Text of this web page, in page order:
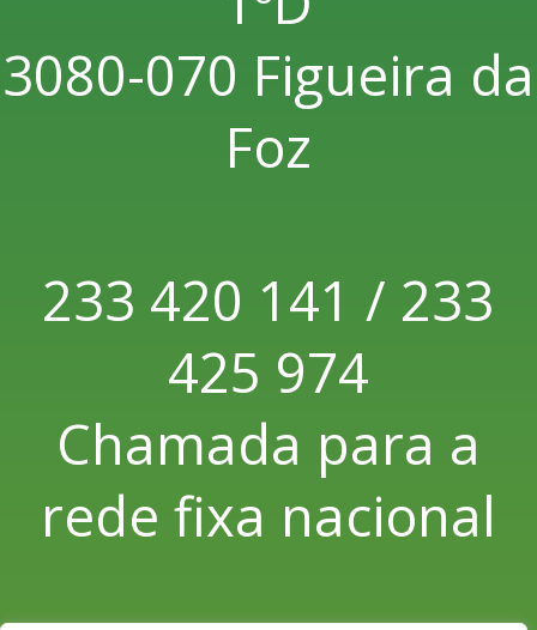
3080-070 Figueira da
Foz
233 420 141 / 233
425 974
Chamada para a
rede fixa nacional